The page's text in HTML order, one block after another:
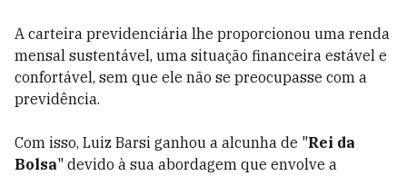
A carteira previdenciária lhe proporcionou uma renda
mensal sustentável, uma situação financeira estável e
confortável, sem que ele não se preocupasse com a
previdência.
Com isso, Luiz Barsi ganhou a alcunha de "Rei da
Bolsa" devido à sua abordagem que envolve a